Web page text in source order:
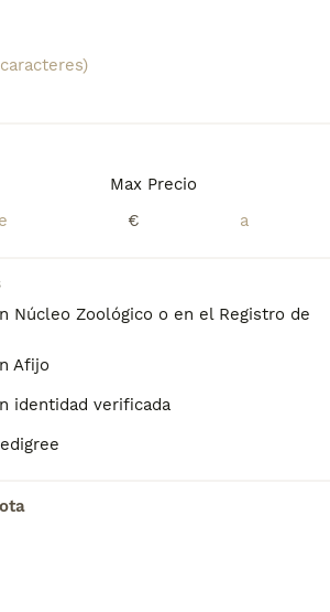
Max Precio
€
Núcleo Zoológico o en el Registro de
Afijo
identidad verificada
consejos de compra de Pomerania
Pomerania Perros para monta
Valenciana.
Guardar búsqueda
un cachorro
de aproximadamente 990€,
los 3 tipos de